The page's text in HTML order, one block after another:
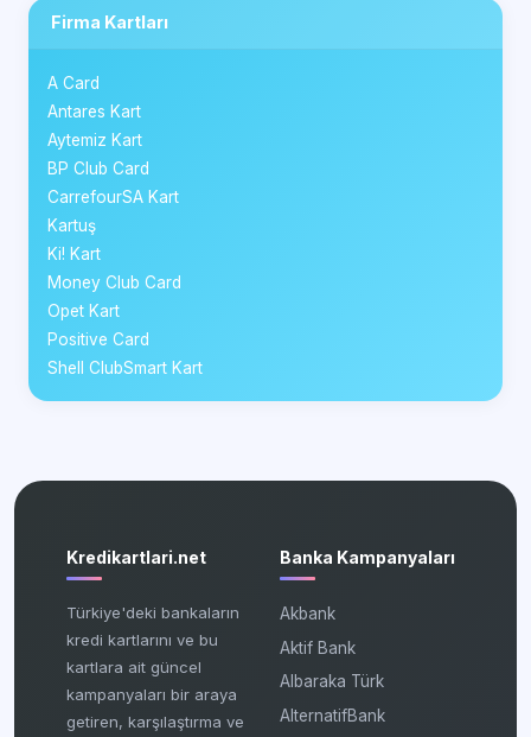
Firma Kartları
A Card
Antares Kart
Aytemiz Kart
BP Club Card
CarrefourSA Kart
Kartuş
Ki! Kart
Money Club Card
Opet Kart
Positive Card
Shell ClubSmart Kart
Kredikartlari.net
Türkiye'deki bankaların
kredi kartlarını ve bu
kartlara ait güncel
kampanyaları bir araya
getiren, karşılaştırma ve
Banka Kampanyaları
Akbank
Aktif Bank
Albaraka Türk
AlternatifBank